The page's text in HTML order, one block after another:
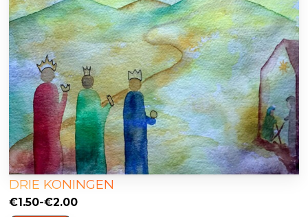
DRIE KONINGEN
€1.50-€2.00
Prijsklasse: